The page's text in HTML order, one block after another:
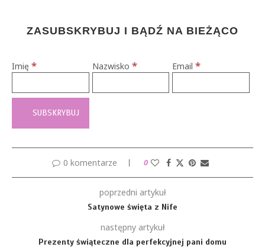
ZASUBSKRYBUJ I BĄDŹ NA BIEŻĄCO
Imię * Nazwisko * Email*
0 komentarze 0
poprzedni artykuł
Satynowe święta z Nife
następny artykuł
Prezenty świąteczne dla perfekcyjnej pani domu